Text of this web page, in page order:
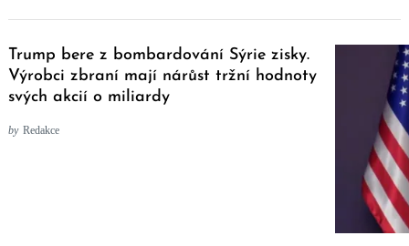
Trump bere z bombardování Sýrie zisky.
Výrobci zbraní mají nárůst tržní hodnoty
svých akcií o miliardy
by Redakce